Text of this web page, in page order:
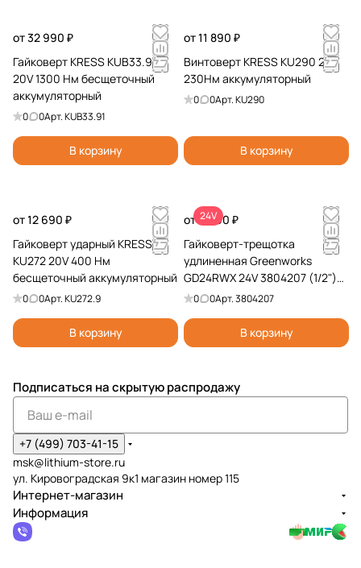
от 32 990 ₽
Гайковерт KRESS KUB33.91
20V 1300 Нм бесщеточный
аккумуляторный
0 0Арт.KUB33.91
В корзину
от 11 890 ₽
Винтоверт KRESS KU290 20V
230Нм аккумуляторный
0 0Арт.KU290
В корзину
от 12 690 ₽
Гайковерт ударный KRESS
KU272 20V 400 Нм
бесщеточный аккумуляторный
0 0Арт.KU272.9
В корзину
24V
от 9 990 ₽
Гайковерт-трещотка
удлиненная Greenworks
GD24RWX 24V 3804207 (1/2")
бесщеточная аккумуляторная
0 0Арт.3804207
В корзину
Подписаться на скрытую распродажу
+7 (499) 703-41-15
msk@lithium-store.ru
ул. Кировоградская 9к1 магазин номер 115
Интернет-магазин
Информация